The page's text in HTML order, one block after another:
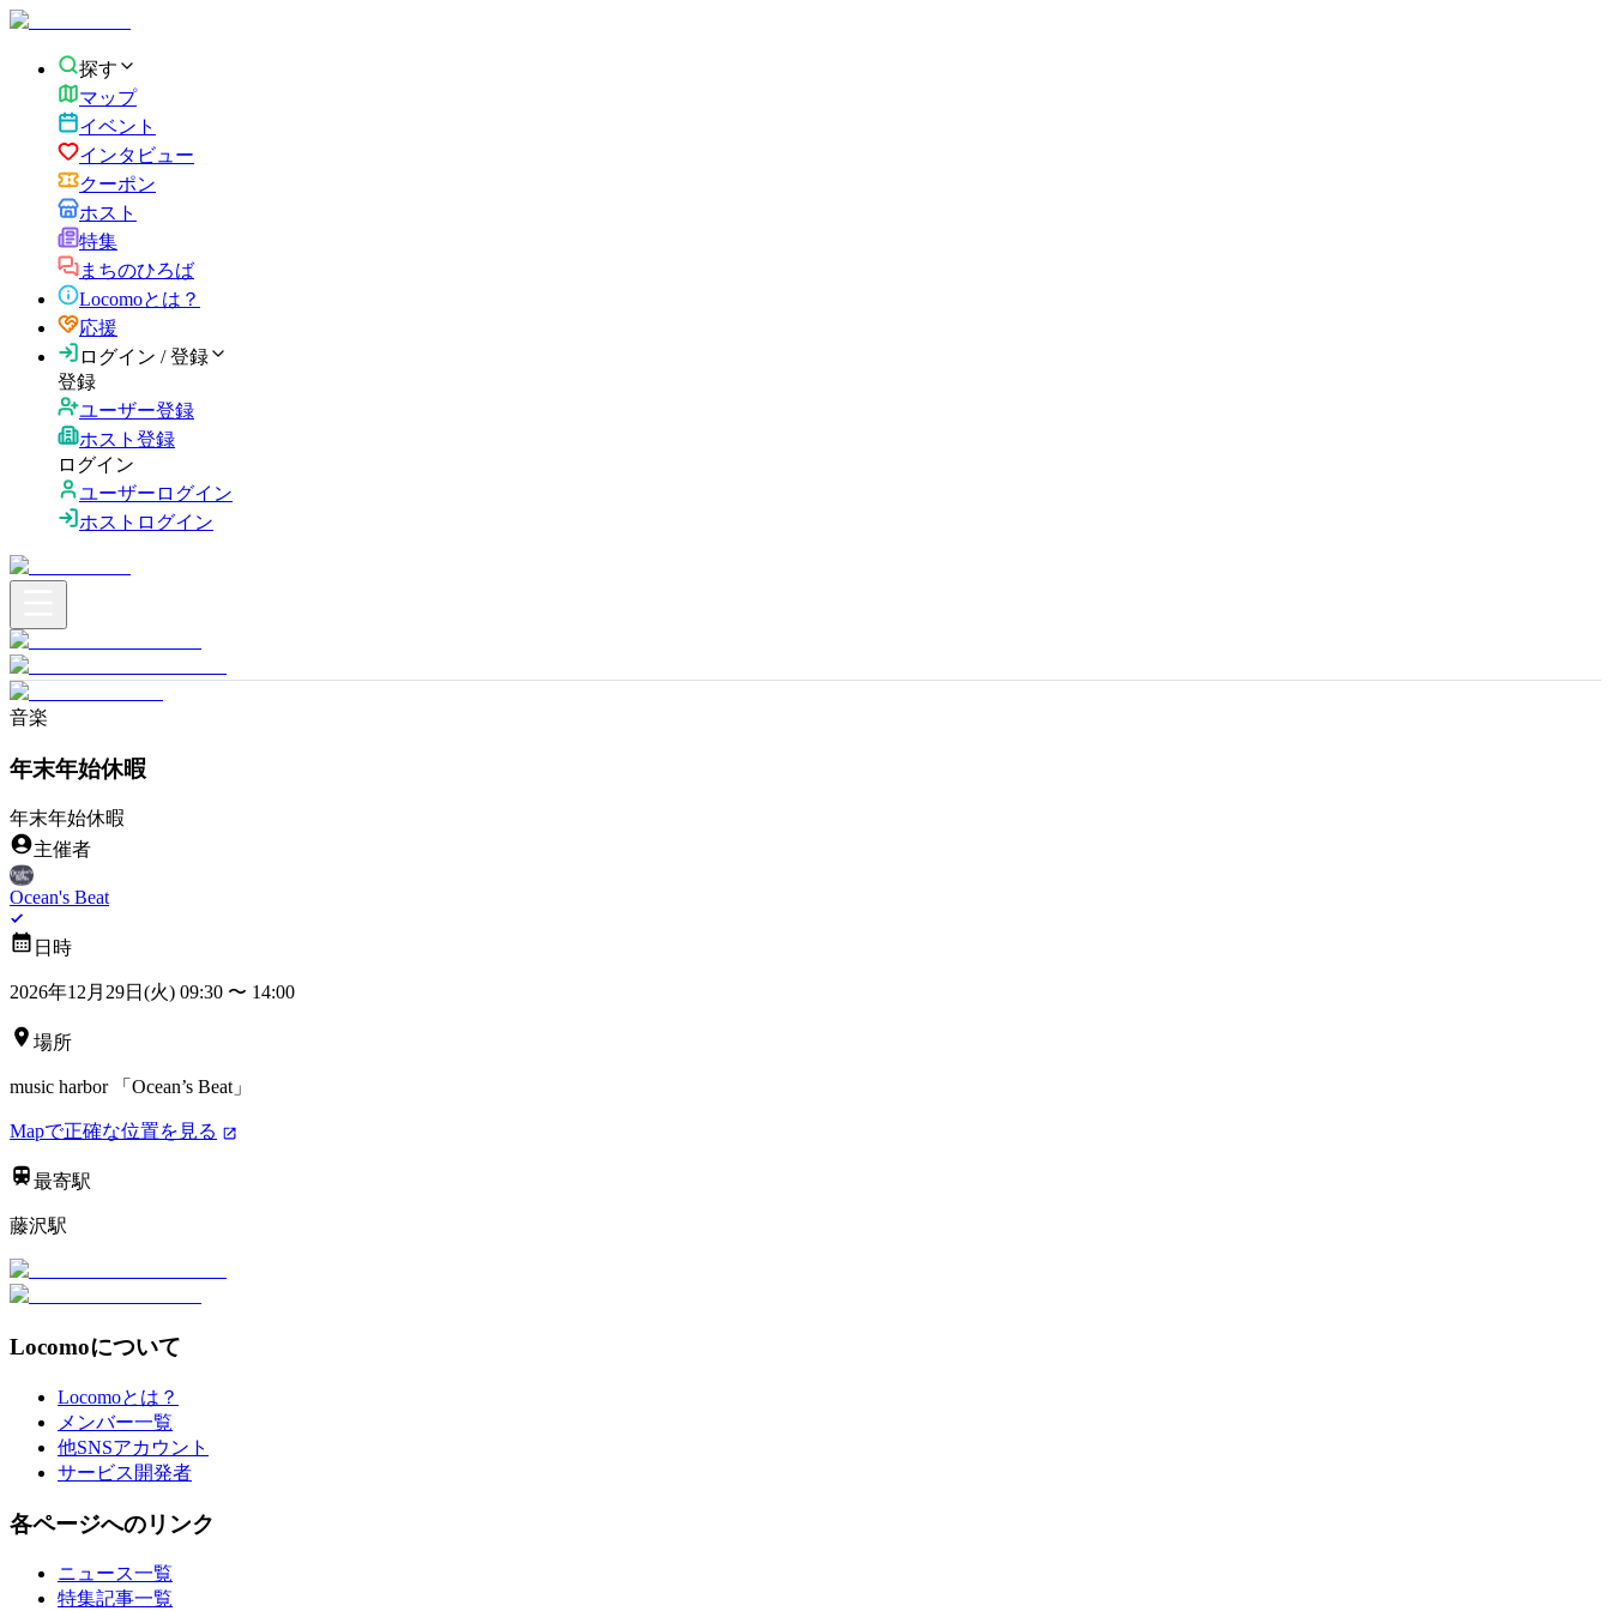
探す
マップ
イベント
インタビュー
クーポン
ホスト
特集
まちのひろば
Locomoとは？
応援
ログイン / 登録
登録
ユーザー登録
ホスト登録
ログイン
ユーザーログイン
ホストログイン
音楽
年末年始休暇
年末年始休暇
主催者
Ocean's Beat
日時
2026年12月29日(火) 09:30 〜 14:00
場所
music harbor 「Ocean’s Beat」
Mapで正確な位置を見る
最寄駅
藤沢駅
Locomoについて
Locomoとは？
メンバー一覧
他SNSアカウント
サービス開発者
各ページへのリンク
ニュース一覧
特集記事一覧